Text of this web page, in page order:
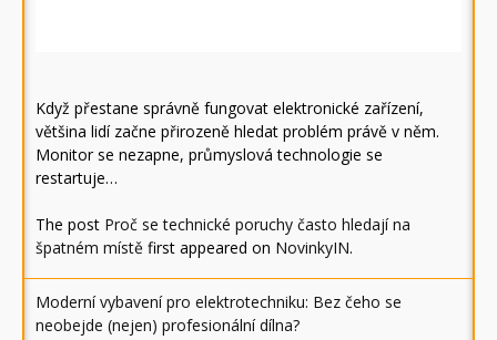
Když přestane správně fungovat elektronické zařízení,
většina lidí začne přirozeně hledat problém právě v něm.
Monitor se nezapne, průmyslová technologie se
restartuje…
The post Proč se technické poruchy často hledají na
špatném místě first appeared on NovinkyIN.
Moderní vybavení pro elektrotechniku: Bez čeho se
neobejde (nejen) profesionální dílna?